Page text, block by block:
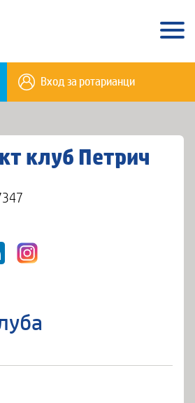
Вход за ротарианци
клуб Петрич